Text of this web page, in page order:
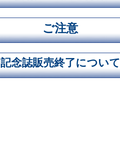
ご注意
記念誌販売終了について